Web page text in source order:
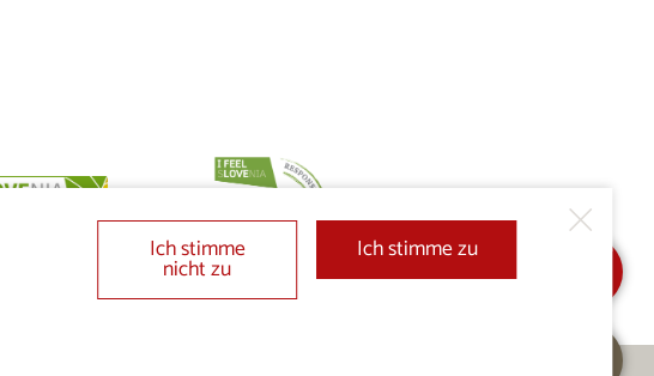
Ich stimme
nicht zu
Ich stimme zu